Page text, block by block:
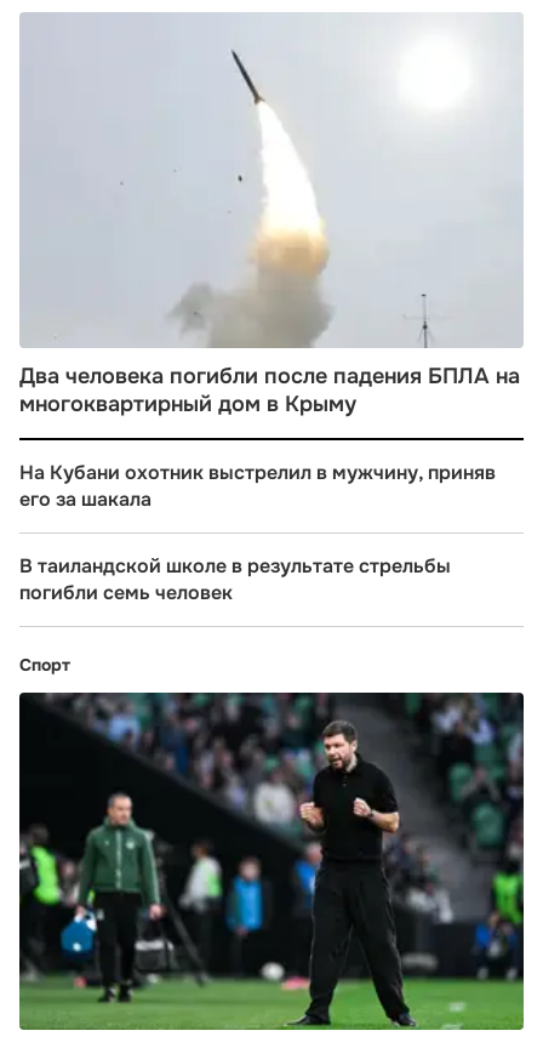
Два человека погибли после падения БПЛА на
многоквартирный дом в Крыму
На Кубани охотник выстрелил в мужчину, приняв
его за шакала
В таиландской школе в результате стрельбы
погибли семь человек
Спорт